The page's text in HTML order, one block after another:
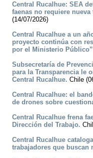
Central Rucalhue: SEA
faenas no requiere
(14/07/2026)
Central Rucalhue a un
proyecto continúa con
por el Ministerio
Subsecretaría de
para la Transparencia le
Central Rucalhue. Chile
Central Rucalhue: el
de drones sobre
Central Rucalhue frena
Dirección del Trabajo.
Central Rucalhue
trabajadores que buscan